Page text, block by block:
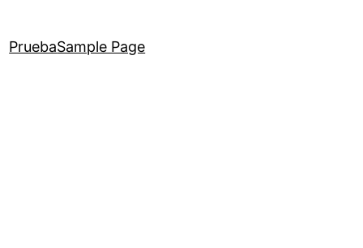
PruebaSample Page